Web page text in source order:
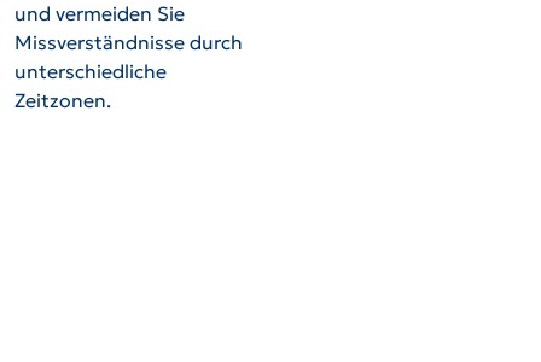
und vermeiden Sie
Missverständnisse durch
unterschiedliche
Zeitzonen.